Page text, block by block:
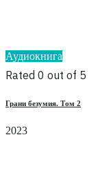
Аудиокнига
Rated 0 out of 5
Грани безумия. Том 2
2023